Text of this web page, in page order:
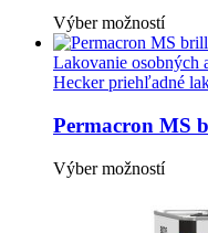
vybrať
na
Výber možnostíTento
má
si
môžete
vybrať
Lakovanie osobných
Hecker priehľadné
Permacron MS
Výber možnostíTento
má